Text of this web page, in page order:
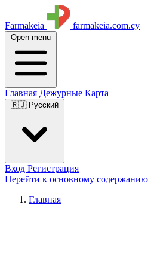
Farmakeia farmakeia.com.cy
Open menu
Главная Дежурные Карта
🇷🇺 Русский
Вход Регистрация
Перейти к основному содержанию
Главная